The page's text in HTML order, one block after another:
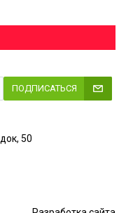
ПОДПИСАТЬСЯ
50